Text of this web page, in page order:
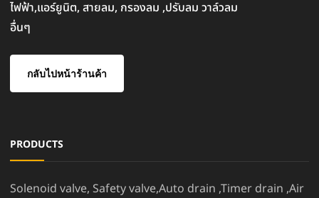
ไฟฟ้า,แอร์ยูนิต, สายลม, กรองลม ,ปรับลม วาล์วลม
อื่นๆ
กลับไปหน้าร้านค้า
PRODUCTS
Solenoid valve, Safety valve,Auto drain ,Timer drain ,Air